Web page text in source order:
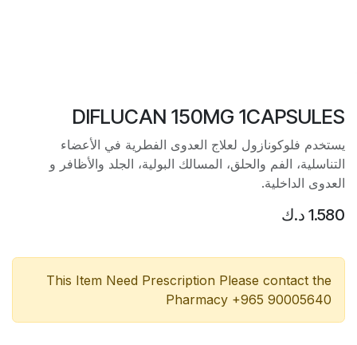
DIFLUCAN 150MG 1CAPSULES
يستخدم فلوكونازول لعلاج العدوى الفطرية في الأعضاء
التناسلية، الفم والحلق، المسالك البولية، الجلد والأظافر و
العدوى الداخلية.
1.580 د.ك
This Item Need Prescription Please contact the
Pharmacy +965 90005640